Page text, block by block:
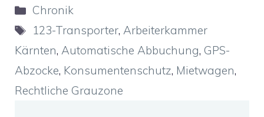
Kategorien
Chronik
Schlagwörter
123-Transporter,Arbeiterkammer
Kärnten, Automatische Abbuchung, GPS-
Abzocke, Konsumentenschutz, Mietwagen,
Rechtliche Grauzone